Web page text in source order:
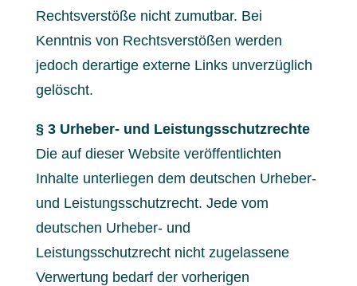
Rechtsverstöße nicht zumutbar. Bei
Kenntnis von Rechtsverstößen werden
jedoch derartige externe Links unverzüglich
gelöscht.
§ 3 Urheber- und Leistungsschutzrechte
Die auf dieser Website veröffentlichten
Inhalte unterliegen dem deutschen Urheber-
und Leistungsschutzrecht. Jede vom
deutschen Urheber- und
Leistungsschutzrecht nicht zugelassene
Verwertung bedarf der vorherigen